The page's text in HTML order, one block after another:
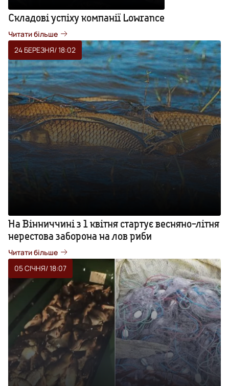
Складові успіху компанії Lowrance
Читати більше
24 БЕРЕЗНЯ/ 18:02
На Вінниччині з 1 квітня стартує весняно-літня
нерестова заборона на лов риби
Читати більше
05 СІЧНЯ/ 18:07